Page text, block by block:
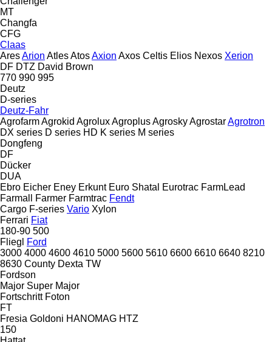
MT
Changfa
CFG
Claas
AresArion AtlesAtosAxion Axos Celtis Elios Nexos Xerion
DF DTZ David Brown
770 990 995
Deutz
D-series
Deutz-Fahr
AgrofarmAgrokid AgroluxAgroplusAgroskyAgrostarAgrotron
DX series D series HD K series M series
Dongfeng
DF
Dücker
DUA
Ebro Eicher Eney Erkunt Euro Shatal Eurotrac FarmLead
Farmall
Farmer Farmtrac Fendt
Cargo F-series Vario Xylon
Ferrari Fiat
180-90 500
Fliegl
Ford
3000 4000 4600 4610 5000 5600 5610 6600 6610 6640 8210
8630 County Dexta TW
Fordson
Major Super Major
Fortschritt Foton
FT
Fresia Goldoni HANOMAG HTZ
150